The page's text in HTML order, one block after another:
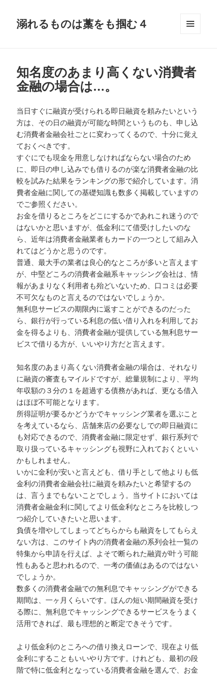
溺れるものは藁をも掴む４
ット
知名度のあまり高くない消費者
金融の場合は…。
当日すぐに融資が受けられる即日融資を頼みたいという
方は、その日の融資が可能な時間というものも、申し込
む消費者金融会社ごとに変わってくるので、十分に覚え
ておくべきです。
すぐにでも現金を用意しなければならない場合のため
に、即日の申し込みでも借りるのが楽な消費者金融の比
較を試みた結果をランキングの形で紹介しています。消
費者金融に関しての基礎知識も数多く掲載していますの
でご参照ください。
お金を借りるところをどこにするかであれこれ迷うので
はないかと思いますが、低金利にて借受けしたいのな
ら、近年は消費者金融業者もカードの一つとして組み入
れてはどうかと思うのです。
普通、最大手の業者は良心的なところが多いと言えます
が、中堅どころの消費者金融系キャッシング会社は、情
報があまりなく利用者も殆どいないため、口コミは必要
不可欠なものと言えるのではないでしょうか。
無利息サービスの期限内に返すことができるのだった
ら、銀行が行っている利息の低い借り入れを利用してお
金を得るよりも、消費者金融が提供している無利息サー
ビスで借りる方が、いいやり方だと言えます。
知名度のあまり高くない消費者金融の場合は、それなり
に融資の審査もマイルドですが、総量規制により、平均
年収額の３分の１を超過する債務があれば、更なる借入
はほぼ不可能となります。
所得証明が要るかどうかでキャッシング業者を選ぶこと
を考えているなら、店舗来店の必要なしでの即日融資に
も対応できるので、消費者金融に限定せず、銀行系列で
取り扱っているキャッシングも視野に入れておくといい
かもしれません。
いかに金利が安いと言えども、借り手として他よりも低
金利の消費者金融会社に融資を頼みたいと希望するの
は、言うまでもないことでしょう。当サイトにおいては
消費者金融金利に関してより低金利なところを比較しつ
つ紹介していきたいと思います。
負債を増やしてしまってどちらからも融資をしてもらえ
ない方は、このサイト内の消費者金融の系列会社一覧の
特集から申請を行えば、よそで断られた融資が叶う可能
性もあると思われるので、一考の価値はあるのではない
でしょうか。
数多くの消費者金融での無利息でキャッシングができる
期間は、一ヶ月くらいです。ほんの短い期間融資を受け
る際に、無利息でキャッシングできるサービスをうまく
活用できれば、最も理想的と断定できそうです。
より低金利のところへの借り換えローンで、現在より低
金利にすることもいいやり方です。けれども、最初の段
階で特に低金利となっている消費者金融を選んで、お金